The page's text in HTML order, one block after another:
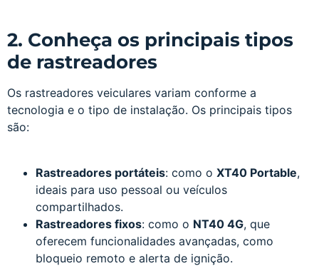
2. Conheça os principais tipos
de rastreadores
Os rastreadores veiculares variam conforme a
tecnologia e o tipo de instalação. Os principais tipos
são:
Rastreadores portáteis: como o XT40 Portable,
ideais para uso pessoal ou veículos
compartilhados.
Rastreadores fixos: como o NT40 4G, que
oferecem funcionalidades avançadas, como
bloqueio remoto e alerta de ignição.